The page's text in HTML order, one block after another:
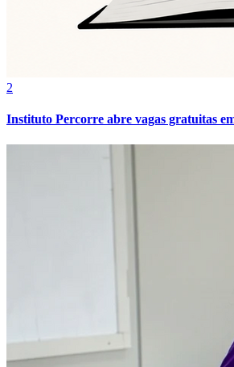
Flamengo
2
Instituto Percorre abre vagas gratuitas